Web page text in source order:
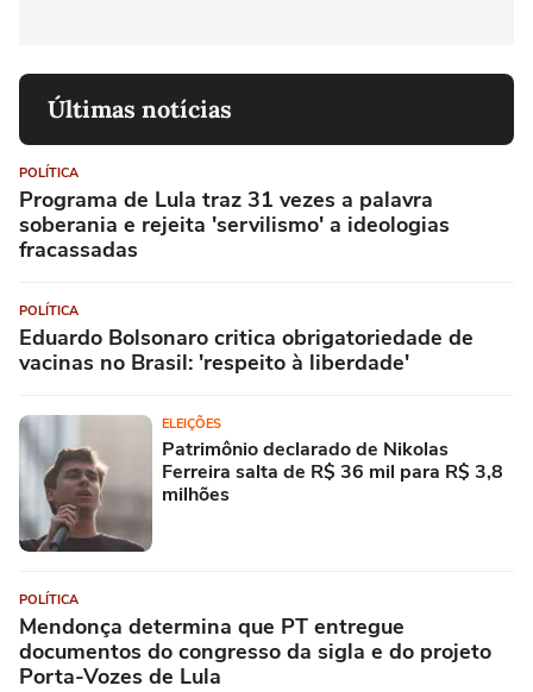
Últimas notícias
POLÍTICA
Programa de Lula traz 31 vezes a palavra
soberania e rejeita 'servilismo' a ideologias
fracassadas
POLÍTICA
Eduardo Bolsonaro critica obrigatoriedade de
vacinas no Brasil: 'respeito à liberdade'
ELEIÇÕES
Patrimônio declarado de Nikolas
Ferreira salta de R$ 36 mil para R$ 3,8
milhões
POLÍTICA
Mendonça determina que PT entregue
documentos do congresso da sigla e do projeto
Porta-Vozes de Lula